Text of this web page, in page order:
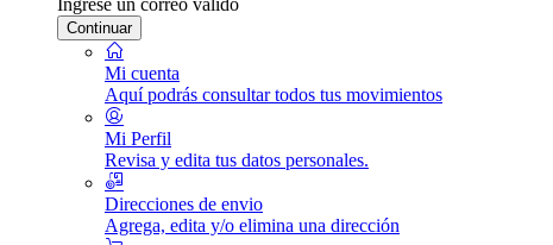
Continuar
Mi cuenta
Aquí podrás consultar todos tus movimientos
Mi Perfil
Revisa y edita tus datos personales.
Direcciones de envio
Agrega, edita y/o elimina una dirección